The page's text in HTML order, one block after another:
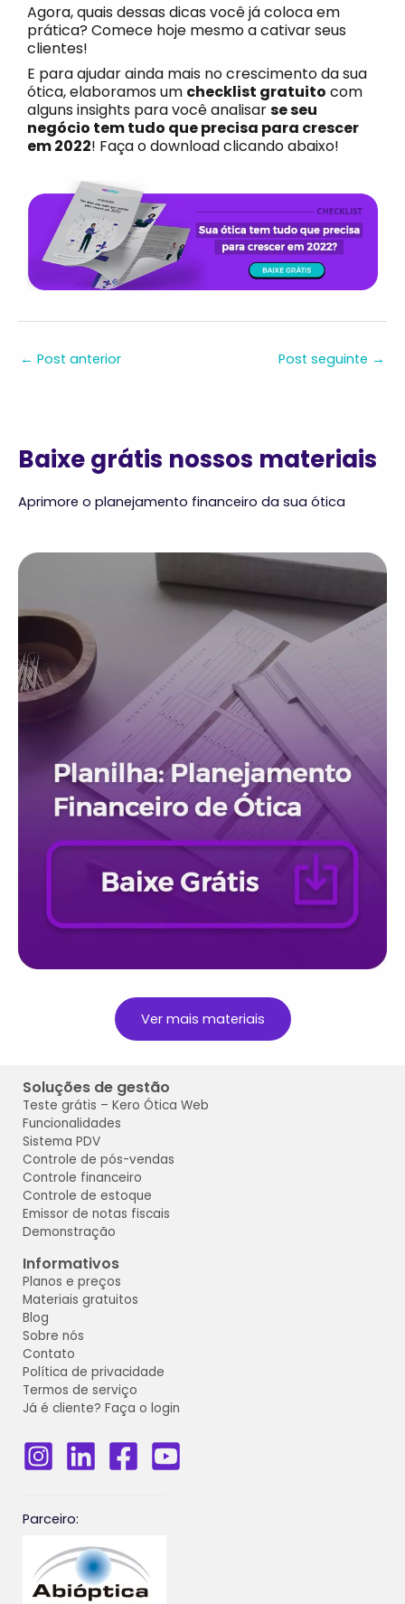
Agora, quais dessas dicas você já coloca em
prática? Comece hoje mesmo a cativar seus
clientes!
E para ajudar ainda mais no crescimento da sua
ótica, elaboramos um checklist gratuito com
alguns insights para você analisarse seu
negócio tem tudo que precisa para crescer
em 2022! Faça o download clicando abaixo!
← Post anterior Post seguinte →
Baixe grátis nossos materiais
Aprimore o planejamento financeiro da sua ótica
Ver mais materiais
Soluções de gestão
Teste grátis – Kero Ótica Web
Funcionalidades
Sistema PDV
Controle de pós-vendas
Controle financeiro
Controle de estoque
Emissor de notas fiscais
Demonstração
Informativos
Planos e preços
Materiais gratuitos
Blog
Sobre nós
Contato
Política de privacidade
Termos de serviço
Já é cliente? Faça o login
Parceiro: